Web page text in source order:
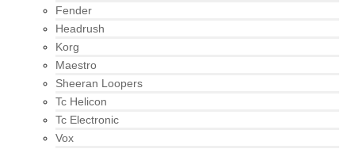
Fender
Headrush
Korg
Maestro
Sheeran Loopers
Tc Helicon
Tc Electronic
Vox